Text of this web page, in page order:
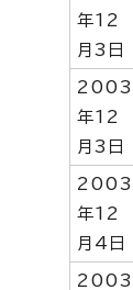
年12
月3日
2003
年12
月3日
2003
年12
月4日
2003